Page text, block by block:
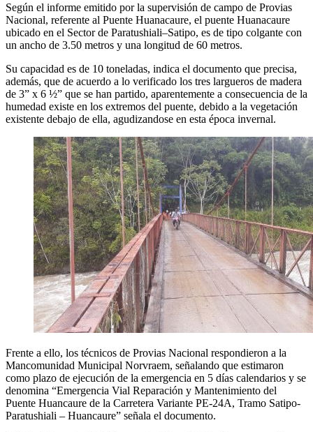
Según el informe emitido por la supervisión de campo de Provias
Nacional, referente al Puente Huanacaure, el puente Huanacaure
ubicado en el Sector de Paratushiali–Satipo, es de tipo colgante con
un ancho de 3.50 metros y una longitud de 60 metros.
Su capacidad es de 10 toneladas, indica el documento que precisa,
además, que de acuerdo a lo verificado los tres largueros de madera
de 3” x 6 ½” que se han partido, aparentemente a consecuencia de la
humedad existe en los extremos del puente, debido a la vegetación
existente debajo de ella, agudizandose en esta época invernal.
Frente a ello, los técnicos de Provias Nacional respondieron a la
Mancomunidad Municipal Norvraem, señalando que estimaron
como plazo de ejecución de la emergencia en 5 días calendarios y se
denomina “Emergencia Vial Reparación y Mantenimiento del
Puente Huancaure de la Carretera Variante PE-24A, Tramo Satipo-
Paratushiali – Huancaure” señala el documento.